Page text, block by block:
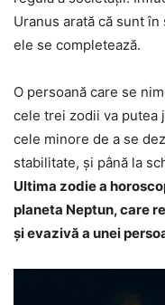
Uranus arată că sunt
ele se completează.
O persoană care se
cele trei zodii va putea
cele minore de a se
stabilitate, și până la
Ultima zodie a
planeta Neptun, care
și evazivă a unei